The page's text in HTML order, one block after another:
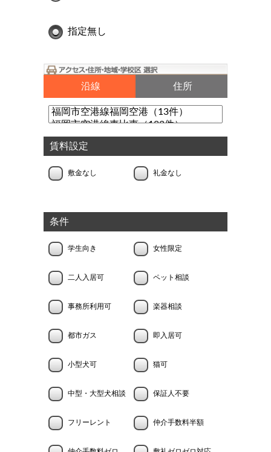
指定無し
沿線 住所
賃料設定
敷金なし 礼金なし
条件
学生向き 女性限定
二人入居可 ペット相談
事務所利用可 楽器相談
都市ガス 即入居可
小型犬可 猫可
中型・大型犬相談 保証人不要
フリーレント 仲介手数料半額